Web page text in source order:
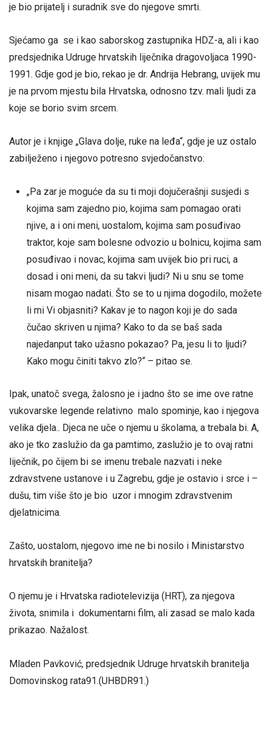
je bio prijatelj i suradnik sve do njegove smrti.
Sjećamo ga se i kao saborskog zastupnika HDZ-a, ali i kao
predsjednika Udruge hrvatskih liječnika dragovoljaca 1990-
1991. Gdje god je bio, rekao je dr. Andrija Hebrang, uvijek mu
je na prvom mjestu bila Hrvatska, odnosno tzv. mali ljudi za
koje se borio svim srcem.
Autor je i knjige „Glava dolje, ruke na leđa“, gdje je uz ostalo
zabilježeno i njegovo potresno svjedočanstvo:
„Pa zar je moguće da su ti moji dojučerašnji susjedi s
kojima sam zajedno pio, kojima sam pomagao orati
njive, a i oni meni, uostalom, kojima sam posuđivao
traktor, koje sam bolesne odvozio u bolnicu, kojima sam
posuđivao i novac, kojima sam uvijek bio pri ruci, a
dosad i oni meni, da su takvi ljudi? Ni u snu se tome
nisam mogao nadati. Što se to u njima dogodilo, možete
li mi Vi objasniti? Kakav je to nagon koji je do sada
čučao skriven u njima? Kako to da se baš sada
najedanput tako užasno pokazao? Pa, jesu li to ljudi?
Kako mogu činiti takvo zlo?“ – pitao se.
Ipak, unatoč svega, žalosno je i jadno što se ime ove ratne
vukovarske legende relativno malo spominje, kao i njegova
velika djela.. Djeca ne uče o njemu u školama, a trebala bi. A,
ako je tko zaslužio da ga pamtimo, zaslužio je to ovaj ratni
liječnik, po čijem bi se imenu trebale nazvati i neke
zdravstvene ustanove i u Zagrebu, gdje je ostavio i srce i –
dušu, tim više što je bio uzor i mnogim zdravstvenim
djelatnicima.
Zašto, uostalom, njegovo ime ne bi nosilo i Ministarstvo
hrvatskih branitelja?
O njemu je i Hrvatska radiotelevizija (HRT), za njegova
života, snimila i dokumentarni film, ali zasad se malo kada
prikazao. Nažalost.
Mladen Pavković, predsjednik Udruge hrvatskih branitelja
Domovinskog rata91.(UHBDR91.)